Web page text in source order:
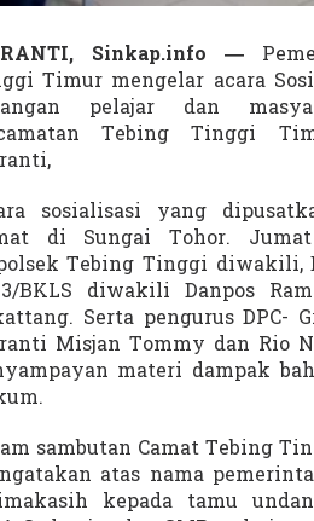
u
S
o
s
i
a
s
a
s
i
B
a
h
a
N
r
k
Sinkap.info —
Timur mengelar acara
pelajar dan
Tebing Tinggi
sosialisasi yang
di Sungai Tohor.
Tebing Tinggi diwakili,
BKLS diwakili Danpos
Serta pengurus DPC-
Misjan Tommy dan Rio
materi dampak
sambutan Camat Tebing
atas nama
kepada tamu